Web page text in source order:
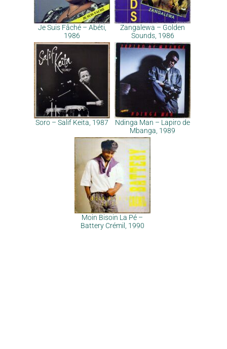
Je Suis Fâché – Abéti,
1986
Zangalewa – Golden
Sounds, 1986
Soro – Salif Keita, 1987
Ndinga Man – Lapiro de
Mbanga, 1989
Moin Bisoin La Pé –
Battery Crémil, 1990